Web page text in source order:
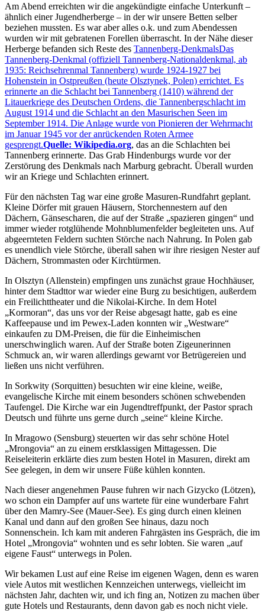
Am Abend erreichten wir die angekündigte einfache Unterkunft –
ähnlich einer Jugendherberge – in der wir unsere Betten selber
beziehen mussten. Es war aber alles o.k. und zum Abendessen
wurden wir mit gebratenen Forellen überrascht. In der Nähe dieser
Herberge befanden sich Reste des Tannenberg-DenkmalsDas
Tannenberg-Denkmal (offiziell Tannenberg-Nationaldenkmal, ab
1935: Reichsehrenmal Tannenberg) wurde 1924-1927 bei
Hohenstein in Ostpreußen (heute Olsztynek, Polen) errichtet. Es
erinnerte an die Schlacht bei Tannenberg (1410) während der
Litauerkriege des Deutschen Ordens, die Tannenbergschlacht im
August 1914 und die Schlacht an den Masurischen Seen im
September 1914. Die Anlage wurde von Pionieren der Wehrmacht
im Januar 1945 vor der anrückenden Roten Armee
gesprengt.Quelle: Wikipedia.org, das an die Schlachten bei
Tannenberg erinnerte. Das Grab Hindenburgs wurde vor der
Zerstörung des Denkmals nach Marburg gebracht. Überall wurden
wir an Kriege und Schlachten erinnert.
Für den nächsten Tag war eine große Masuren-Rundfahrt geplant.
Kleine Dörfer mit grauen Häusern, Storchennestern auf den
Dächern, Gänsescharen, die auf der Straße
spazieren gingen
und
immer wieder rotglühende Mohnblumenfelder begleiteten uns. Auf
abgeernteten Feldern suchten Störche nach Nahrung. In Polen gab
es unendlich viele Störche, überall sahen wir ihre riesigen Nester auf
Dächern, Strommasten oder Kirchtürmen.
In Olsztyn (Allenstein) empfingen uns zunächst graue Hochhäuser,
hinter dem Stadttor war wieder eine Burg zu besichtigen, außerdem
ein Freilichttheater und die Nikolai-Kirche. In dem Hotel
Kormoran , das uns vor der Reise abgesagt hatte, gab es eine
Kaffeepause und im Pewex-Laden konnten wir Westware
einkaufen zu DM-Preisen, die für die Einheimischen
unerschwinglich waren. Auf der Straße boten Zigeunerinnen
Schmuck an, wir waren allerdings gewarnt vor Betrügereien und
ließen uns nicht verführen.
In Sorkwity (Sorquitten) besuchten wir eine kleine, weiße,
evangelische Kirche mit einem besonders schönen schwebenden
Taufengel. Die Kirche war ein Jugendtreffpunkt, der Pastor sprach
Deutsch und führte uns gerne durch
seine
kleine Kirche.
In Mragowo (Sensburg) steuerten wir das sehr schöne Hotel
Mrongovia
an zu einem erstklassigen Mittagessen. Die
Reiseleiterin erklärte dies zum besten Hotel in Masuren, direkt am
See gelegen, in dem wir unsere Füße kühlen konnten.
Nach dieser angenehmen Pause fuhren wir nach Gizycko (Lötzen),
wo schon ein Dampfer auf uns wartete für eine wunderbare Fahrt
über den Mamry-See (Mauer-See). Es ging durch einen kleinen
Kanal und dann auf den großen See hinaus, dazu noch
Sonnenschein. Ich kam mit anderen Fahrgästen ins Gespräch, die im
Hotel
Mrongovia wohnten und es sehr lobten. Sie waren
auf
eigene Faust
unterwegs in Polen.
Wir bekamen Lust auf eine Reise im eigenen Wagen, denn es waren
viele Autos mit westlichen Kennzeichen unterwegs, vielleicht im
nächsten Jahr, dachten wir, und ich fing an, Notizen zu machen über
gute Hotels und Restaurants, denn davon gab es noch nicht viele.